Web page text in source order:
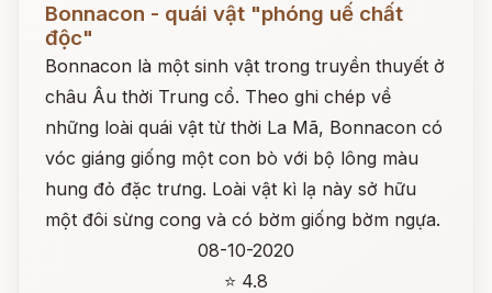
Bonnacon - quái vật "phóng uế chất
độc"
Bonnacon là một sinh vật trong truyền thuyết ở
châu Âu thời Trung cổ. Theo ghi chép về
những loài quái vật từ thời La Mã, Bonnacon có
vóc giáng giống một con bò với bộ lông màu
hung đỏ đặc trưng. Loài vật kì lạ này sở hữu
một đôi sừng cong và có bờm giống bờm ngựa.
08-10-2020
⭐ 4.8